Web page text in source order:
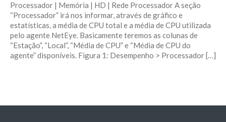
Processador | Memória | HD | Rede Processador A seção
“Processador” irá nos informar, através de gráfico e
estatísticas, a média de CPU total e a média de CPU utilizada
pelo agente NetEye. Basicamente teremos as colunas de
“Estação”, “Local”, “Média de CPU” e “Média de CPU do
agente” disponíveis. Figura 1: Desempenho > Processador […]